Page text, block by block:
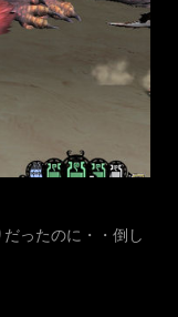
ったのに・・倒し